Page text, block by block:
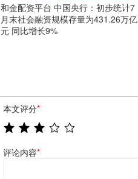
和金配资平台 中国央行：初步统计7
月末社会融资规模存量为431.26万亿
元 同比增长9%
本文评分*
评论内容*